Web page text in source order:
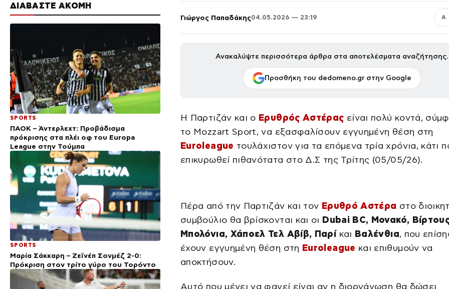
ΔΙΑΒΑΣΤΕ ΑΚΟΜΗ
SPORTS
ΠΑΟΚ – Άντερλεχτ: Προβάδισμα
πρόκρισης στα πλέι οφ του Europa
League στην Τούμπα
SPORTS
Μαρία Σάκκαρη – Ζεϊνέπ Σονμέζ 2-0:
Πρόκριση στον τρίτο γύρο του Τορόντο
Γιώργος Παπαδάκης04.05.2026 — 23:19 Α
Ανακαλύψτε περισσότερα άρθρα στα αποτελέσματα αναζήτησης.
Προσθήκη του dedomeno.gr στην Google
Η Παρτιζάν και ο Ερυθρός Αστέρας είναι πολύ κοντά,
το Mozzart Sport, να εξασφαλίσουν εγγυημένη θέση στη
Euroleague τουλάχιστον για τα επόμενα τρία χρόνια, κάτι
επικυρωθεί πιθανότατα στο Δ.Σ της Τρίτης (05/05/26).
Πέρα από την Παρτιζάν και τον Ερυθρό Αστέρα στο
συμβούλιο θα βρίσκονται και οι Dubai BC, Μονακό,
Μπολόνια, Χάποελ Τελ Αβίβ, Παρίκαι Βαλένθια, που
έχουν εγγυημένη θέση στη Euroleague και επιθυμούν να
αποκτήσουν.
Αυτό που μένει να φανεί είναι αν η διοργάνωση θα δώσει